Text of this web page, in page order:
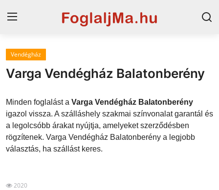
Magyarország
Horvát tengerpart
Szállások a Balatonon
Horvátország
Blog
Vendégház
Varga Vendégház Balatonberény
Minden foglalást a Varga Vendégház Balatonberény
igazol vissza. A szálláshely szakmai színvonalat garantál és
a legolcsóbb árakat nyújtja, amelyeket szerződésben
rögzítenek. Varga Vendégház Balatonberény a legjobb
választás, ha szállást keres.
2020